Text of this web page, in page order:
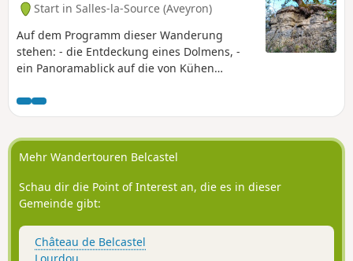
Start in Salles-la-Source (Aveyron)
Auf dem Programm dieser Wanderung
stehen: - die Entdeckung eines Dolmens, -
ein Panoramablick auf die von Kühen
zur Quelle der La Roque (optional), - ein
Abstieg zum Wasserfall von La Roque, -
Aussichtspunkte auf das Tal der Roque und
des Créneau.
Mehr Wandertouren Belcastel
Schau dir die Point of Interest an, die es in dieser
Gemeinde gibt:
Château de Belcastel
Lourdou